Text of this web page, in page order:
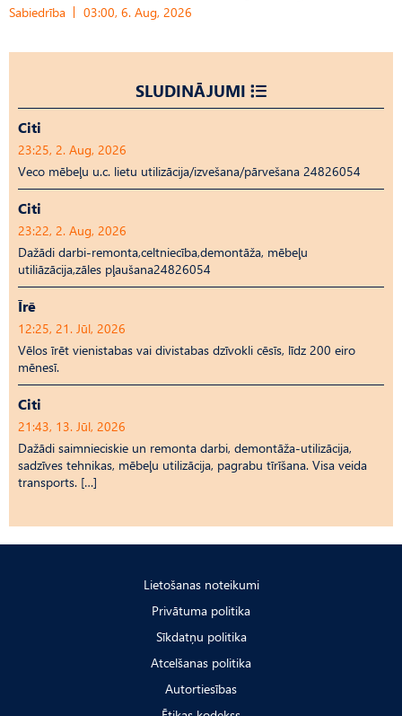
Sabiedrība 03:00, 6. Aug, 2026
SLUDINĀJUMI
Citi
23:25, 2. Aug, 2026
Veco mēbeļu u.c. lietu utilizācija/izvešana/pārvešana 24826054
Citi
23:22, 2. Aug, 2026
Dažādi darbi-remonta,celtniecība,demontāža, mēbeļu
utiliāzācija,zāles pļaušana24826054
Īrē
12:25, 21. Jūl, 2026
Vēlos īrēt vienistabas vai divistabas dzīvokli cēsīs, līdz 200 eiro
mēnesī.
Citi
21:43, 13. Jūl, 2026
Dažādi saimnieciskie un remonta darbi, demontāža-utilizācija,
sadzīves tehnikas, mēbeļu utilizācija, pagrabu tīrīšana. Visa veida
transports. […]
Lietošanas noteikumi
Privātuma politika
Sīkdatņu politika
Atcelšanas politika
Autortiesības